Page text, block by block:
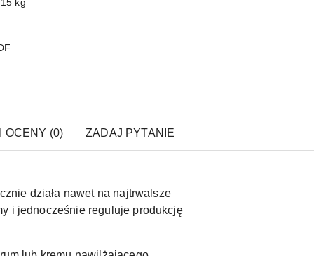
OCENY (0) ZADAJ PYTANIE
działa nawet na najtrwalsze
i jednocześnie reguluje produkcję